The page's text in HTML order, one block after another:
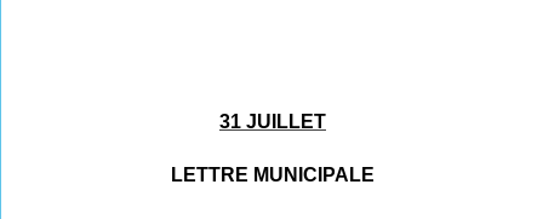
31 JUILLET
LETTRE MUNICIPALE